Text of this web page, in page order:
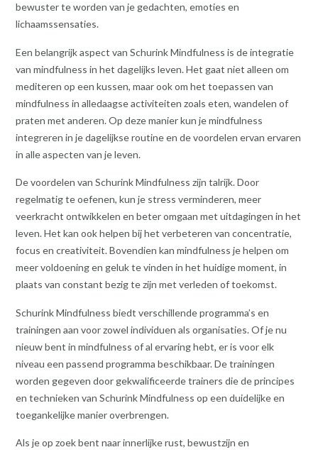
bewuster te worden van je gedachten, emoties en
lichaamssensaties.
Een belangrijk aspect van Schurink Mindfulness is de integratie
van mindfulness in het dagelijks leven. Het gaat niet alleen om
mediteren op een kussen, maar ook om het toepassen van
mindfulness in alledaagse activiteiten zoals eten, wandelen of
praten met anderen. Op deze manier kun je mindfulness
integreren in je dagelijkse routine en de voordelen ervan ervaren
in alle aspecten van je leven.
De voordelen van Schurink Mindfulness zijn talrijk. Door
regelmatig te oefenen, kun je stress verminderen, meer
veerkracht ontwikkelen en beter omgaan met uitdagingen in het
leven. Het kan ook helpen bij het verbeteren van concentratie,
focus en creativiteit. Bovendien kan mindfulness je helpen om
meer voldoening en geluk te vinden in het huidige moment, in
plaats van constant bezig te zijn met verleden of toekomst.
Schurink Mindfulness biedt verschillende programma’s en
trainingen aan voor zowel individuen als organisaties. Of je nu
nieuw bent in mindfulness of al ervaring hebt, er is voor elk
niveau een passend programma beschikbaar. De trainingen
worden gegeven door gekwalificeerde trainers die de principes
en technieken van Schurink Mindfulness op een duidelijke en
toegankelijke manier overbrengen.
Als je op zoek bent naar innerlijke rust, bewustzijn en